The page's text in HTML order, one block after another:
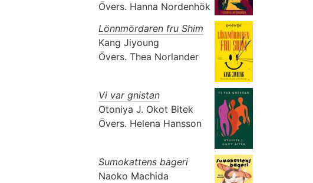
Övers. Hanna Nordenhök
Lönnmördaren fru Shim
Kang Jiyoung
Övers. Thea Norlander
Vi var gnistan
Otoniya J. Okot Bitek
Övers. Helena Hansson
Sumokattens bageri
Naoko Machida